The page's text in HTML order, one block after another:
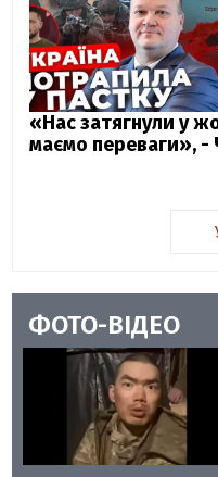
«Нас затягнули у
маємо переваги», -
ФОТО-ВІДЕО